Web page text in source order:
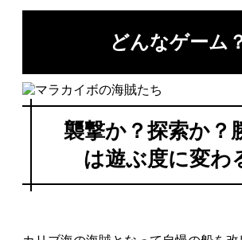
どんなゲーム
襲撃か？探索か？
は遊ぶ度に変わ